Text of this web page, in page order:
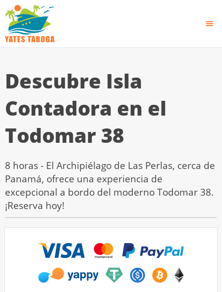
Descubre Isla
Contadora en el
Todomar 38
8 horas - El Archipiélago de Las Perlas, cerca de
Panamá, ofrece una experiencia de
excepcional a bordo del moderno Todomar 38.
¡Reserva hoy!